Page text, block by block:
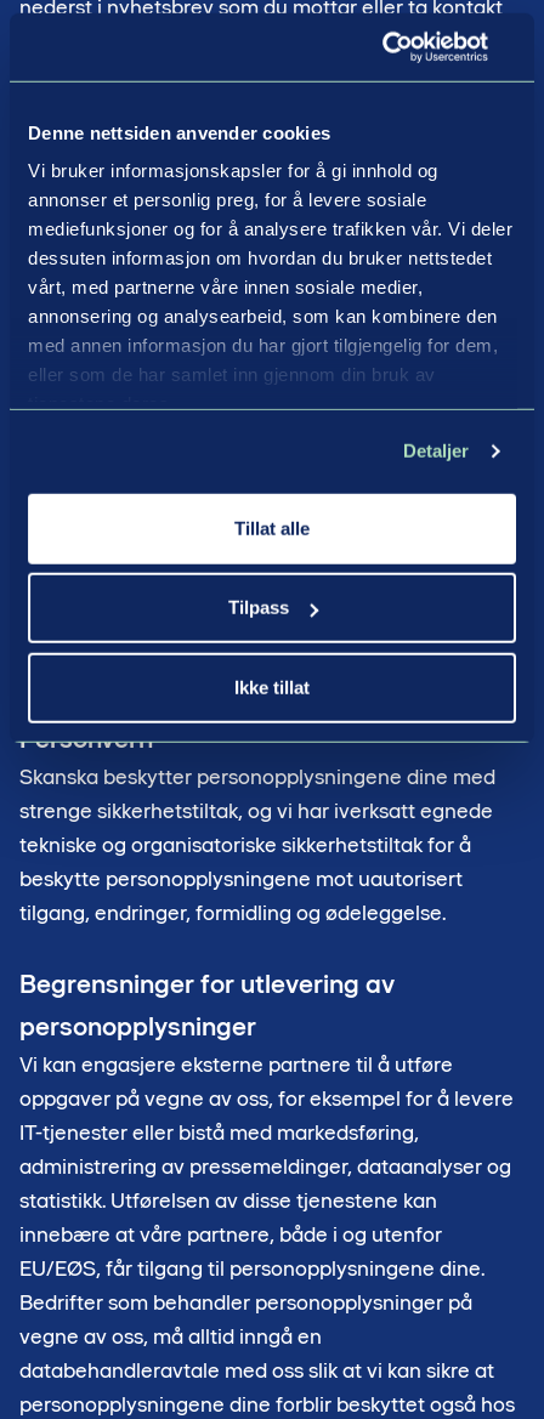
Denne nettsiden anvender cookies
Vi bruker informasjonskapsler for å gi innhold og
annonser et personlig preg, for å levere sosiale
mediefunksjoner og for å analysere trafikken vår. Vi deler
dessuten informasjon om hvordan du bruker nettstedet
vårt, med partnerne våre innen sosiale medier,
annonsering og analysearbeid, som kan kombinere den
med annen informasjon du har gjort tilgjengelig for dem,
eller som de har samlet inn gjennom din bruk av
Detaljer
Tillat alle
Tilpass
Ikke tillat
nederst i nyhetsbrev som du mottar eller ta kontakt
med vår Data Protection Manager på epost:
shared@skanska.no
Juridisk grunnlag for behandling og
lagringsperiode
Skanska behandler personopplysningene dine når
det er nødvendig for at vi skal kunne oppfylle vår
avtale med deg, samt når vi har andre legitime
interesser for å behandle dem, for eksempel når vi
markedsfører oss til de som bruker nettstedet vårt
behandler personopplysningene dine for et formål
som lovverket krever samtykke til, vil vi innhente
samtykke fra deg før behandlingen påbegynnes.
Opplysningene som vi samler inn, som beskrevet
tidligere, slettes når formålet for behandlingen er
Personvern
Skanska beskytter personopplysningene dine med
strenge sikkerhetstiltak, og vi har iverksatt egnede
tekniske og organisatoriske sikkerhetstiltak for å
beskytte personopplysningene mot uautorisert
tilgang, endringer, formidling og ødeleggelse.
Begrensninger for utlevering av
personopplysninger
Vi kan engasjere eksterne partnere til å utføre
oppgaver på vegne av oss, for eksempel for å levere
IT-tjenester eller bistå med markedsføring,
administrering av pressemeldinger, dataanalyser og
statistikk. Utførelsen av disse tjenestene kan
innebære at våre partnere, både i og utenfor
EU/EØS, får tilgang til personopplysningene dine.
Bedrifter som behandler personopplysninger på
vegne av oss, må alltid inngå en
databehandleravtale med oss slik at vi kan sikre at
personopplysningene dine forblir beskyttet også hos